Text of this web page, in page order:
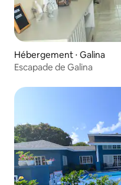
Hébergement ⋅ Galina
Escapade de Galina